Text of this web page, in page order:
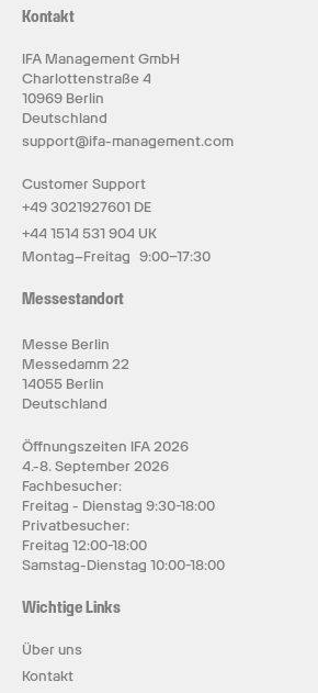
Kontakt
IFA Management GmbH
Charlottenstraße 4
10969 Berlin
Deutschland
support@ifa-management.com
Customer Support
+49 3021927601 DE
+44 1514 531 904 UK
Montag–Freitag 9:00–17:30
Messestandort
Messe Berlin
Messedamm 22
14055 Berlin
Deutschland
Öffnungszeiten IFA 2026
4.-8. September 2026
Fachbesucher:
Freitag - Dienstag 9:30-18:00
Privatbesucher:
Freitag 12:00-18:00
Samstag-Dienstag 10:00-18:00
Wichtige Links
Über uns
Kontakt